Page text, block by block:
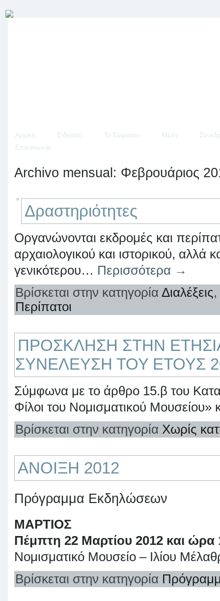
Αρχική Ειδήσεις Το Σωματείο Μέλη
Επικοινωνία
Archivo mensual: Φεβρουάριος
Δραστηριότητες
Οργανώνονται εκδρομές και
αρχαιολογικού και ιστορικού, αλλά
γενικότερου… Περισσότερα →
Βρίσκεται στην κατηγορία Διαλέξεις,
Περίπατοι
ΠΡΟΣΚΛΗΣΗ ΣΤΗΝ
ΣΥΝΕΛΕΥΣΗ ΤΟΥ ΕΤΟΥΣ
Σύμφωνα με το άρθρο 15.β του
Φίλοι του Νομισματικού
Βρίσκεται στην κατηγορία Χωρίς
ΑΝΟΙΞΗ 2012
Πρόγραμμα Εκδηλώσεων
ΜΑΡΤΙΟΣ
Πέμπτη 22 Μαρτίου 2012 και ώρα
Νομισματικό Μουσείο – Ιλίου
Βρίσκεται στην κατηγορία